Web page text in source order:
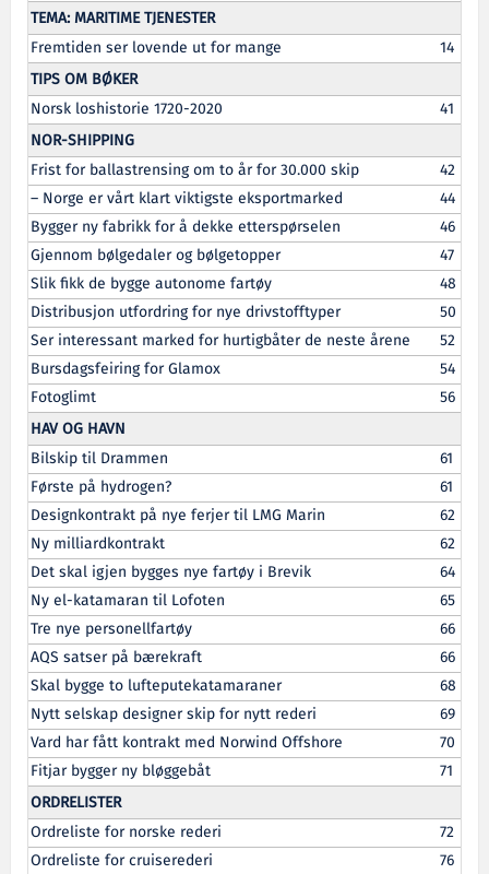
TEMA: MARITIME TJENESTER
Fremtiden ser lovende ut for mange
14
TIPS OM BØKER
Norsk loshistorie 1720-2020
41
NOR-SHIPPING
Frist for ballastrensing om to år for 30.000 skip
42
– Norge er vårt klart viktigste eksportmarked
44
Bygger ny fabrikk for å dekke etterspørselen
46
Gjennom bølgedaler og bølgetopper
47
Slik fikk de bygge autonome fartøy
48
Distribusjon utfordring for nye drivstofftyper
50
Ser interessant marked for hurtigbåter de neste årene
52
Bursdagsfeiring for Glamox
54
Fotoglimt
56
HAV OG HAVN
Bilskip til Drammen
61
Første på hydrogen?
61
Designkontrakt på nye ferjer til LMG Marin
62
Ny milliardkontrakt
62
Det skal igjen bygges nye fartøy i Brevik
64
Ny el-katamaran til Lofoten
65
Tre nye personellfartøy
66
AQS satser på bærekraft
66
Skal bygge to lufteputekatamaraner
68
Nytt selskap designer skip for nytt rederi
69
Vard har fått kontrakt med Norwind Offshore
70
Fitjar bygger ny bløggebåt
71
ORDRELISTER
Ordreliste for norske rederi
72
Ordreliste for cruiserederi
76